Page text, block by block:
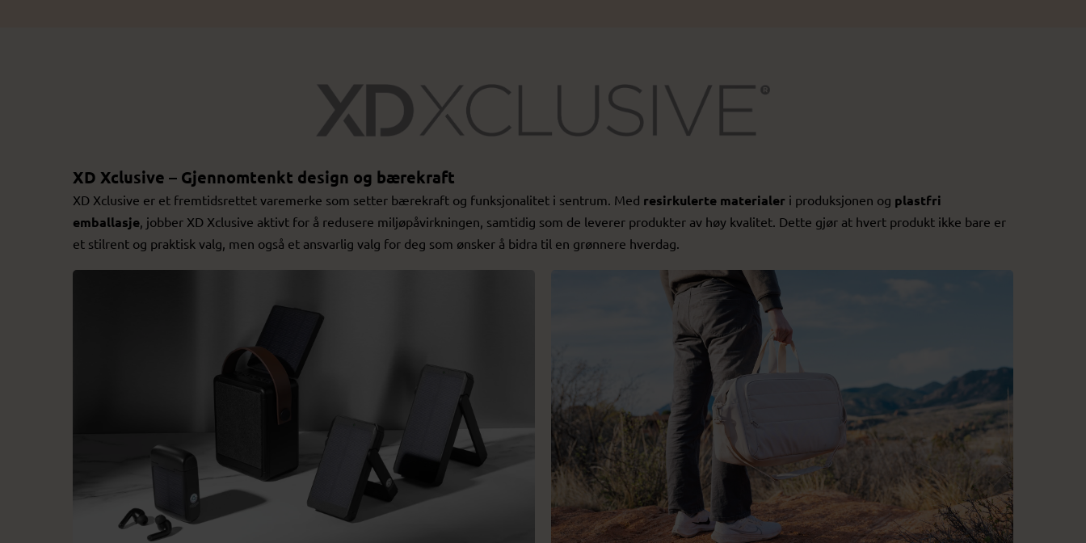
XD Xclusive – Gjennomtenkt design og bærekraft
XD Xclusive er et fremtidsrettet varemerke som setter bærekraft og funksjonalitet i sentrum. Med resirkulerte materialer i produksjonen og plastfri
emballasje, jobber XD Xclusive aktivt for å redusere miljøpåvirkningen, samtidig som de leverer produkter av høy kvalitet. Dette gjør at hvert produkt ikke bare er
et stilrent og praktisk valg, men også et ansvarlig valg for deg som ønsker å bidra til en grønnere hverdag.